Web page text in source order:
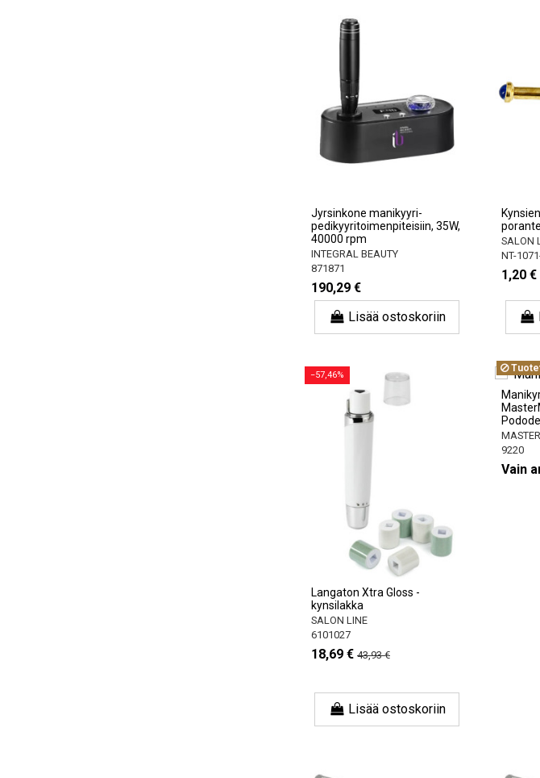
Jyrsinkone manikyyri-
pedikyyritoimenpiteisiin, 35W,
40000 rpm
INTEGRAL BEAUTY
871871
190,29 €
Lisää ostoskoriin
SALON
NT-
1,20 €
−57,46%
Langaton Xtra Gloss -
kynsilakka
SALON LINE
6101027
18,69 € 43,93 €
Lisää ostoskoriin
9220
Vain